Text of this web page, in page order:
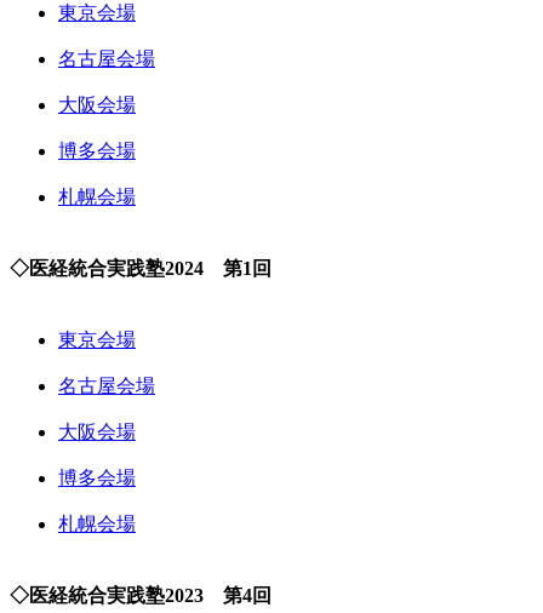
東京会場
名古屋会場
大阪会場
博多会場
札幌会場
◇医経統合実践塾2024 第1回
東京会場
名古屋会場
大阪会場
博多会場
札幌会場
◇医経統合実践塾2023 第4回